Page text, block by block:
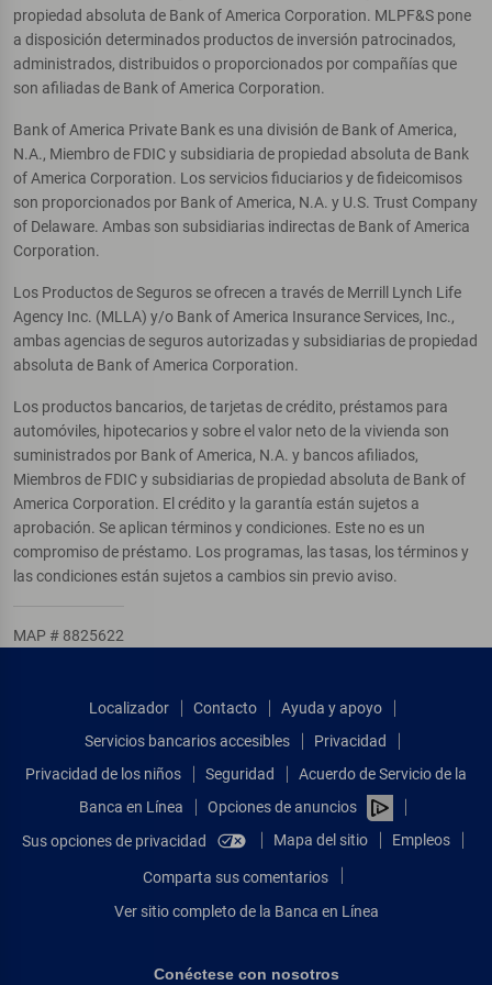
propiedad absoluta de Bank of America Corporation. MLPF&S pone
a disposición determinados productos de inversión patrocinados,
administrados, distribuidos o proporcionados por compañías que
son afiliadas de Bank of America Corporation.
Bank of America Private Bank es una división de Bank of America,
N.A., Miembro de FDIC y subsidiaria de propiedad absoluta de Bank
of America Corporation. Los servicios fiduciarios y de fideicomisos
son proporcionados por Bank of America, N.A. y U.S. Trust Company
of Delaware. Ambas son subsidiarias indirectas de Bank of America
Corporation.
Los Productos de Seguros se ofrecen a través de Merrill Lynch Life
Agency Inc. (MLLA) y/o Bank of America Insurance Services, Inc.,
ambas agencias de seguros autorizadas y subsidiarias de propiedad
absoluta de Bank of America Corporation.
Los productos bancarios, de tarjetas de crédito, préstamos para
automóviles, hipotecarios y sobre el valor neto de la vivienda son
suministrados por Bank of America, N.A. y bancos afiliados,
Miembros de FDIC y subsidiarias de propiedad absoluta de Bank of
America Corporation. El crédito y la garantía están sujetos a
aprobación. Se aplican términos y condiciones. Este no es un
compromiso de préstamo. Los programas, las tasas, los términos y
las condiciones están sujetos a cambios sin previo aviso.
MAP # 8825622
Localizador Contacto
Ayuda y apoyo
Servicios bancarios accesibles
Privacidad
Privacidad de los niños
Seguridad
Acuerdo de Servicio de la
Banca en Línea
Opciones de anuncios
Sus opciones de privacidad
Mapa del sitio Empleos
Comparta sus comentarios
Ver sitio completo de la Banca en Línea
Conéctese con nosotros